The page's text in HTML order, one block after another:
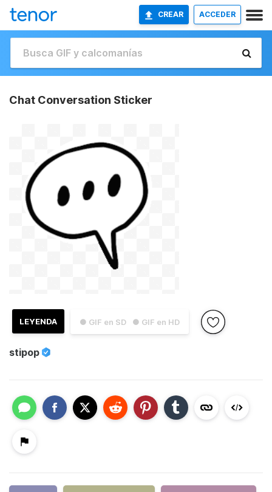
CREAR ACCEDER
Chat Conversation Sticker
● GIF en SD ● GIF en HD
LEYENDA
stipop